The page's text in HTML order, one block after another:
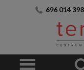
696 014 398